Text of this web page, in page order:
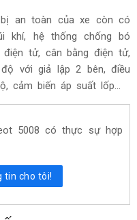
áp 1.6L cho cả 2 phiên bản